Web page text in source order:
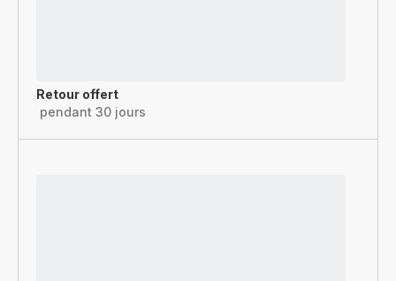
Retour offert
pendant 30 jours